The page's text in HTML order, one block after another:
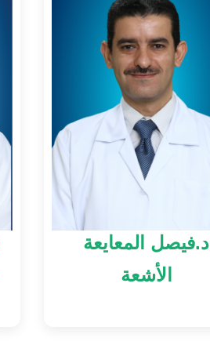
د.فيصل المعايعة
الأشعة